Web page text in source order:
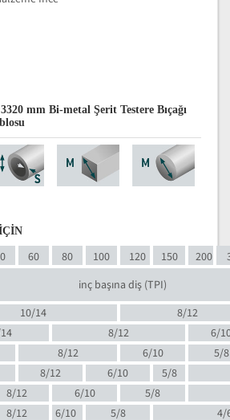
mm Bi-metal Şerit Testere Bıçağı
60 80 100 120 150 200
inç başına diş (TPI)
10/14
8/12
8/12
6/
8/12 6/10
5/8
8/12 6/10
5/8
8/12 6/10
5/8
8/12 6/10 5/8
4/